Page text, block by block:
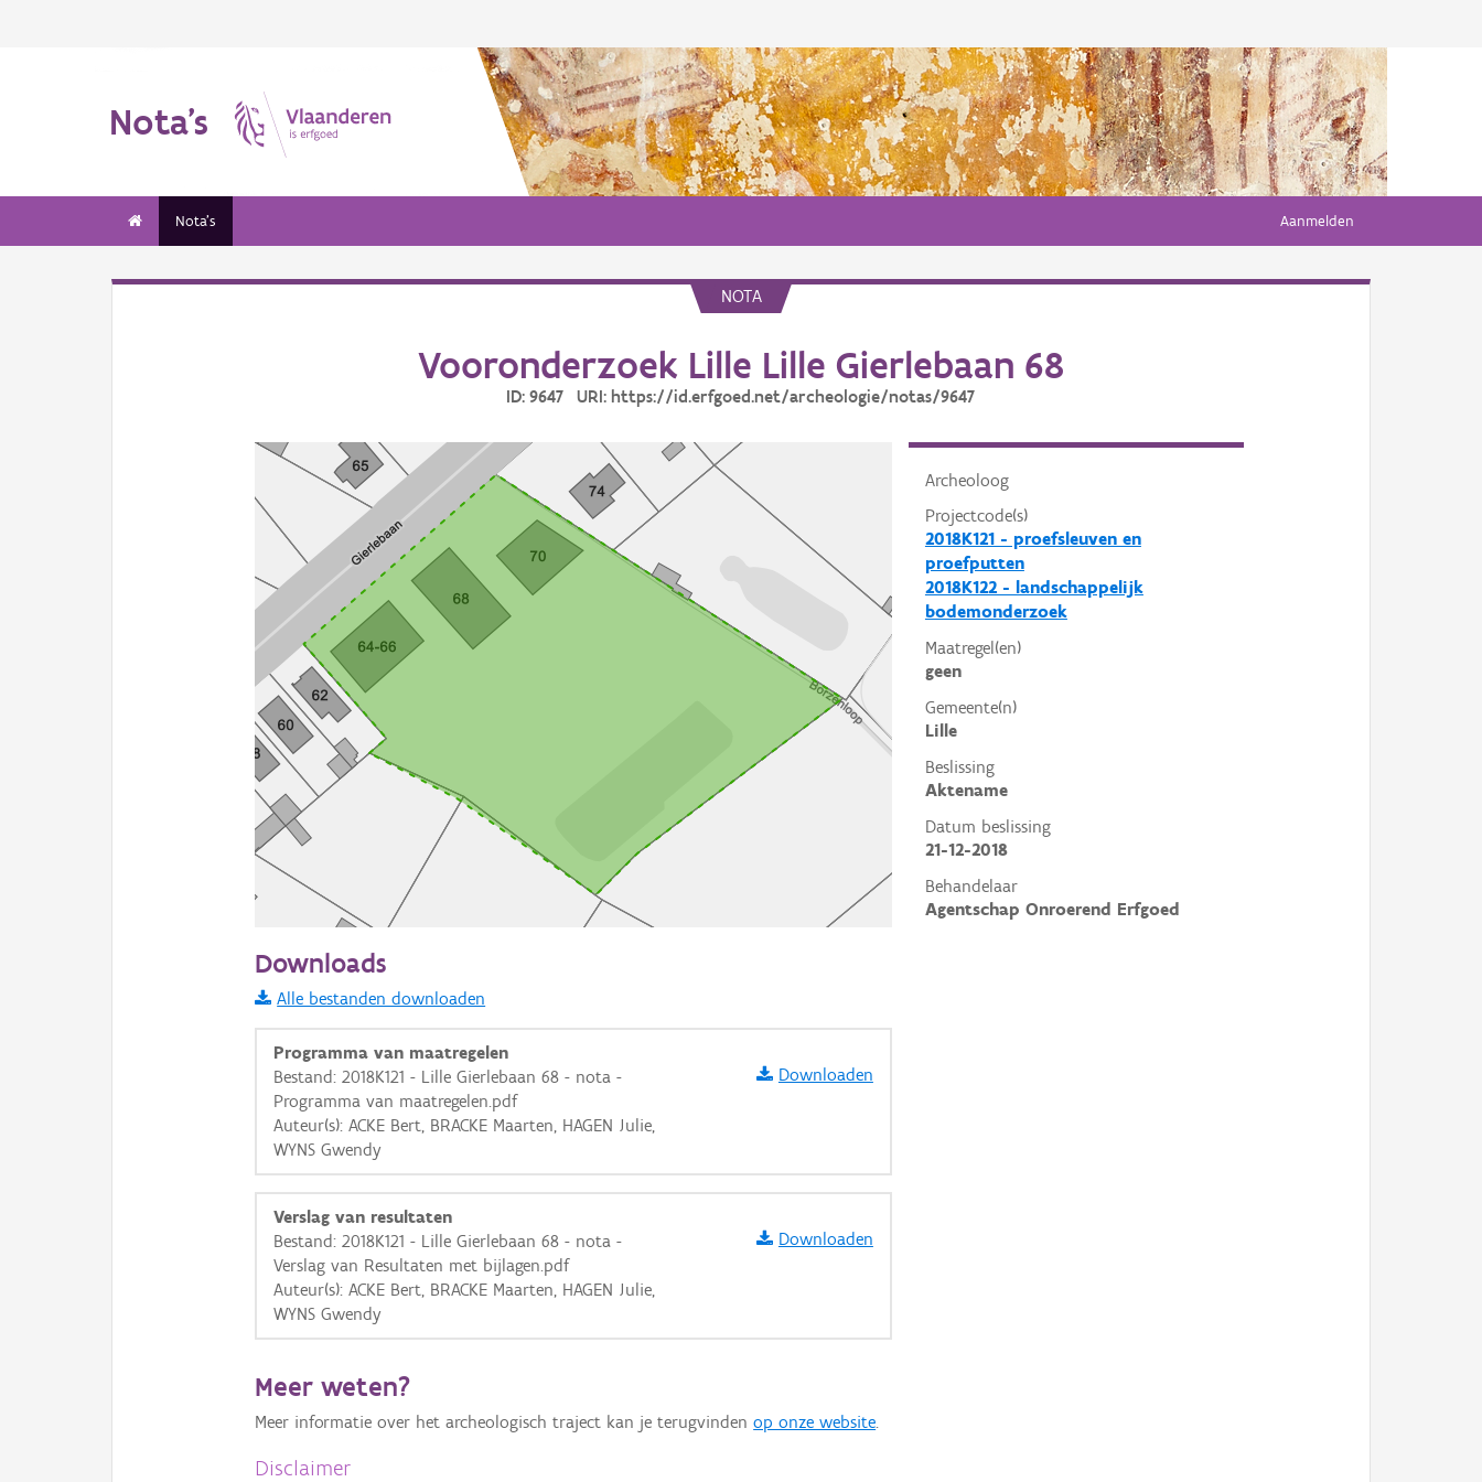
Nota's
Nota's Aanmelden
NOTA
Vooronderzoek Lille Lille Gierlebaan 68
ID: 9647 URI: https://id.erfgoed.net/archeologie/notas/9647
Archeoloog
Projectcode(s)
2018K121 - proefsleuven en
proefputten
2018K122 - landschappelijk
bodemonderzoek
Maatregel(en)
geen
Gemeente(n)
Lille
Beslissing
Aktename
Datum beslissing
21-12-2018
Behandelaar
Agentschap Onroerend Erfgoed
Informatie Vlaanderen
i
+ −
Basis Lagen
OSM-Basiskaart
GRB-Basiskaart
GRB-Basiskaart in grijswaarden
Downloads
Alle bestanden downloaden
Programma van maatregelen
Bestand: 2018K121 - Lille Gierlebaan 68 - nota -
Programma van maatregelen.pdf
Auteur(s): ACKE Bert, BRACKE Maarten, HAGEN Julie,
WYNS Gwendy
Downloaden
Verslag van resultaten
Bestand: 2018K121 - Lille Gierlebaan 68 - nota -
Verslag van Resultaten met bijlagen.pdf
Auteur(s): ACKE Bert, BRACKE Maarten, HAGEN Julie,
WYNS Gwendy
Downloaden
Meer weten?
Meer informatie over het archeologisch traject kan je terugvindenop onze website.
Disclaimer